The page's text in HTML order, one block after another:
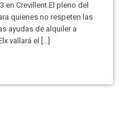
en Crevillent.El pleno del
quienes no respeten las
ayudas de alquiler a
vallará el […]